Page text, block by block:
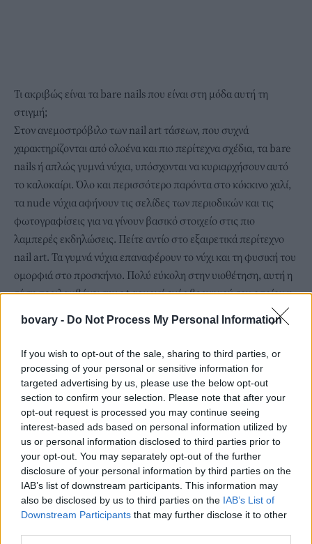
bovary - Do Not Process My Personal Information
If you wish to opt-out of the sale, sharing to third parties, or
processing of your personal or sensitive information for
targeted advertising by us, please use the below opt-out
section to confirm your selection. Please note that after your
opt-out request is processed you may continue seeing
interest-based ads based on personal information utilized by
us or personal information disclosed to third parties prior to
your opt-out. You may separately opt-out of the further
disclosure of your personal information by third parties on the
IAB’s list of downstream participants. This information may
also be disclosed by us to third parties on the IAB’s List of
Downstream Participants that may further disclose it to other
Τι ακριβώς είναι τα bare nails που είναι στη μόδα αυτή τη
στιγμή;
Στον ανεμοστρόβιλο των nail art τάσεων, που συχνά
χαρακτηρίζονται από ολοένα και πιο περίτεχνα σχέδια, τα bare
nails ή απλώς γυμνά νύχια, υπόσχονται να κυριαρχήσουν αυτό
το καλοκαίρι. Όλο και περισσότερο παρόντα στο κόκκινο χαλί,
τα nude νύχια αφήνουν τις σελίδες των περιοδικών και τις
φωτογραφίσεις για να γίνουν βασικό στοιχείο στις πιο
λαμπερές εκδηλώσεις. Πείτε αντίο στo εξαιρετικά περίτεχνο
nail art. Τα γυμνά νύχια επαναφέρουν το νύχι και τη φυσική του
ομορφιά στο προσκήνιο. Πολύ εύκολη στην υιοθέτηση, αυτή η
τάση περιλαμβάνει την εφαρμογή ενός βερνικιού του οποίου η
απόχρωση ταιριάζει απόλυτα με το φυσικό χρώμα του νυχιού,
ενισχύοντάς το χωρίς να αλλοιώνει την εμφάνισή του.